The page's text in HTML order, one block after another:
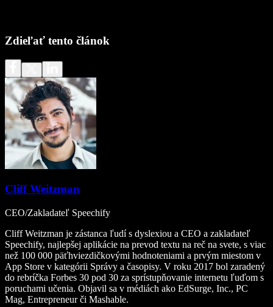
Zdieľať tento článok
Cliff Weitzman
CEO/Zakladateľ Speechify
Cliff Weitzman je zástanca ľudí s dyslexiou a CEO a zakladateľ
Speechify, najlepšej aplikácie na prevod textu na reč na svete, s viac
než 100 000 päťhviezdičkovými hodnoteniami a prvým miestom v
App Store v kategórii Správy a časopisy. V roku 2017 bol zaradený
do rebríčka Forbes 30 pod 30 za sprístupňovanie internetu ľuďom s
poruchami učenia. Objavil sa v médiách ako EdSurge, Inc., PC
Mag, Entrepreneur či Mashable.